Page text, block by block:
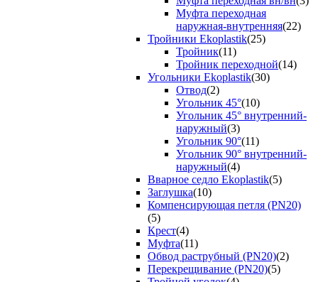
Муфта переходная
наружная-внутренняя(22)
Тройники Ekoplastik(25)
Тройник(11)
Тройник переходной(14)
Угольники Ekoplastik(30)
Отвод(2)
Угольник 45°(10)
Угольник 45° внутренний-
наружный(3)
Угольник 90°(11)
Угольник 90° внутренний-
наружный(4)
Вварное седло Ekoplastik(5)
Заглушка(10)
Компенсирующая петля (PN20)
(5)
Крест(4)
Муфта(11)
Обвод раструбный (PN20)(2)
Перекрещивание (PN20)(5)